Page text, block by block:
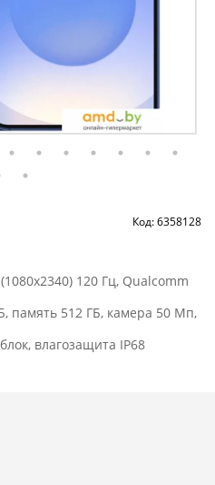
Код: 6358128
120 Гц, Qualcomm
память 512 ГБ, камера 50 Мп,
влагозащита IP68